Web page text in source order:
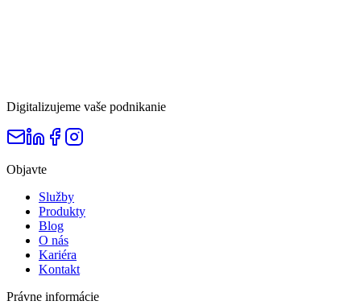
Digitalizujeme vaše podnikanie
Objavte
Služby
Produkty
Blog
O nás
Kariéra
Kontakt
Právne informácie